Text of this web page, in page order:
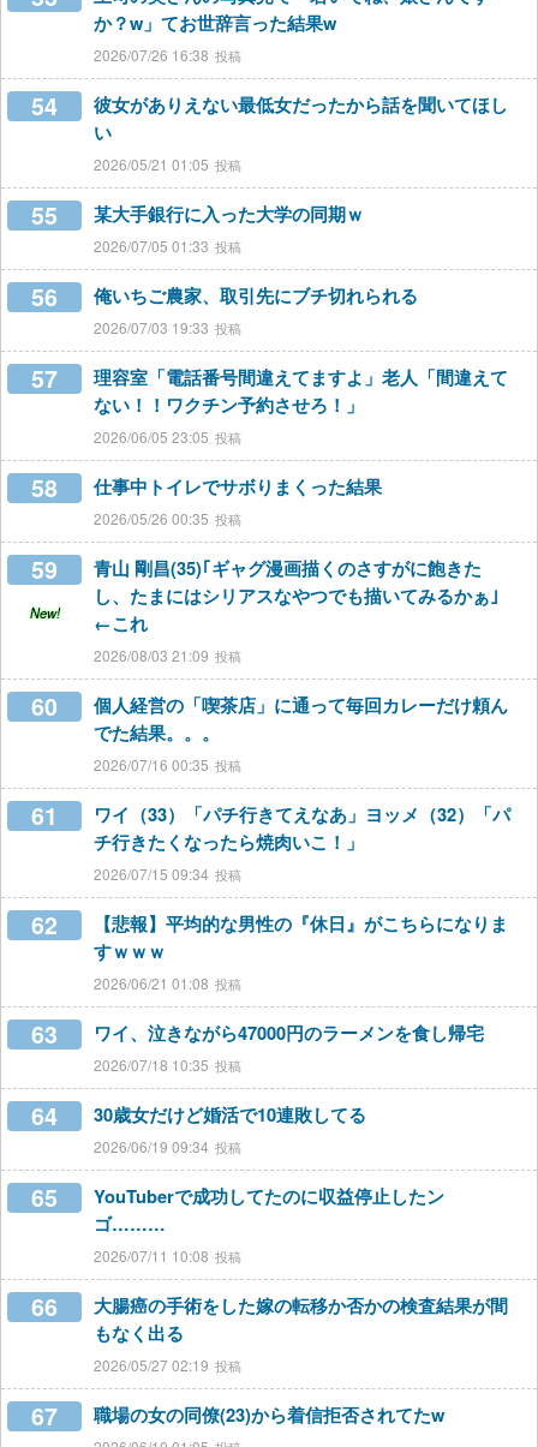
か？w」てお世辞言った結果w
2026/07/26 16:38
54
彼女がありえない最低女だったから話を聞いてほし
い
2026/05/21 01:05
55 某大手銀行に入った大学の同期ｗ
2026/07/05 01:33
56 俺いちご農家、取引先にブチ切れられる
2026/07/03 19:33
57
理容室「電話番号間違えてますよ」老人「間違えて
ない！！ワクチン予約させろ！」
2026/06/05 23:05
58 仕事中トイレでサボりまくった結果
2026/05/26 00:35
59
New!
青山 剛昌(35)｢ギャグ漫画描くのさすがに飽きた
し、たまにはシリアスなやつでも描いてみるかぁ｣
←これ
2026/08/03 21:09
60
個人経営の「喫茶店」に通って毎回カレーだけ頼ん
でた結果。。。
2026/07/16 00:35
61
ワイ（33）「パチ行きてえなあ」ヨッメ（32）「パ
チ行きたくなったら焼肉いこ！」
2026/07/15 09:34
62
【悲報】平均的な男性の『休日』がこちらになりま
すｗｗｗ
2026/06/21 01:08
63 ワイ、泣きながら47000円のラーメンを食し帰宅
2026/07/18 10:35
64 30歳女だけど婚活で10連敗してる
2026/06/19 09:34
65
YouTuberで成功してたのに収益停止したン
ゴ………
2026/07/11 10:08
66
大腸癌の手術をした嫁の転移か否かの検査結果が間
もなく出る
2026/05/27 02:19
67 職場の女の同僚(23)から着信拒否されてたw